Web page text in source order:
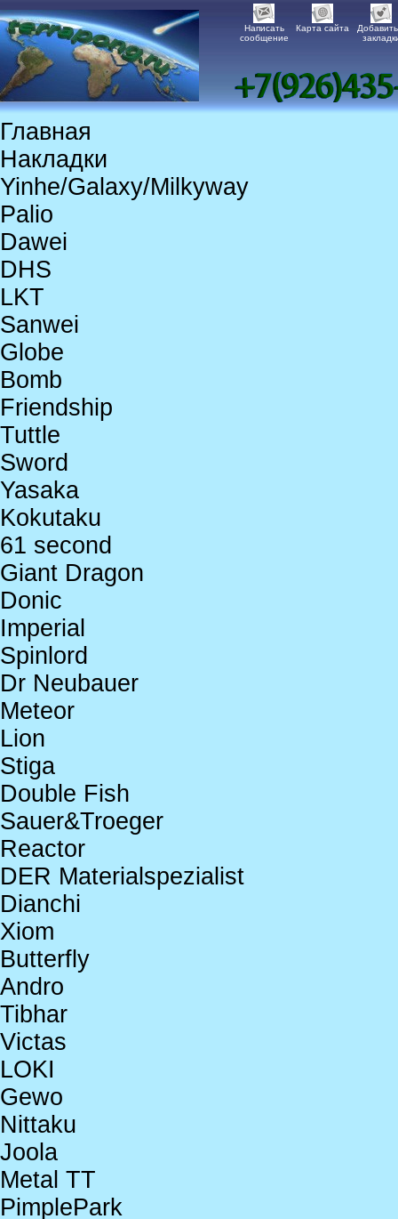
Написать
сообщение
Карта сайта
Главная
Накладки
Yinhe/Galaxy/Milkyway
Palio
Dawei
DHS
LKT
Sanwei
Globe
Bomb
Friendship
Tuttle
Sword
Yasaka
Kokutaku
61 second
Giant Dragon
Donic
Imperial
Spinlord
Dr Neubauer
Meteor
Lion
Stiga
Double Fish
Sauer&Troeger
Reactor
DER Materialspezialist
Dianchi
Xiom
Butterfly
Andro
Tibhar
Victas
LOKI
Gewo
Nittaku
Joola
Metal TT
PimplePark